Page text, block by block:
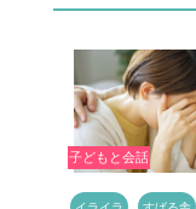
子どもと会話
イライラ すばる舎